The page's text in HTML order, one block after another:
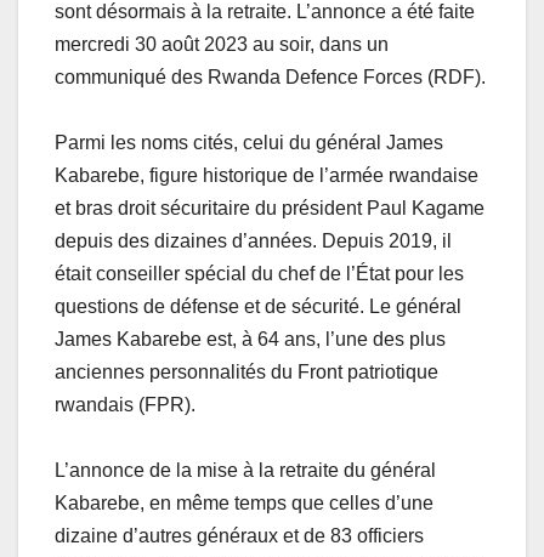
sont désormais à la retraite. L’annonce a été faite
mercredi 30 août 2023 au soir, dans un
communiqué des Rwanda Defence Forces (RDF).
Parmi les noms cités, celui du général James
Kabarebe, figure historique de l’armée rwandaise
et bras droit sécuritaire du président Paul Kagame
depuis des dizaines d’années. Depuis 2019, il
était conseiller spécial du chef de l’État pour les
questions de défense et de sécurité. Le général
James Kabarebe est, à 64 ans, l’une des plus
anciennes personnalités du Front patriotique
rwandais (FPR).
L’annonce de la mise à la retraite du général
Kabarebe, en même temps que celles d’une
dizaine d’autres généraux et de 83 officiers